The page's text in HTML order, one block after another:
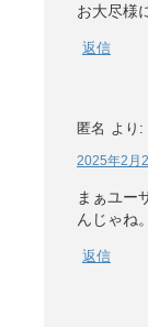
お大尽様
返信
匿名 より:
2025年2月
まぁユー
んじゃね。
返信